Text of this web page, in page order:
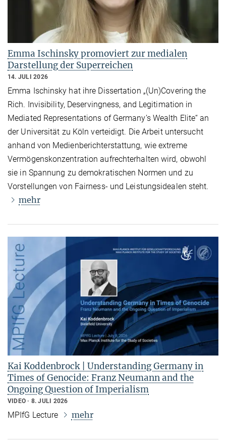
Emma Ischinsky promoviert zur medialen
Darstellung der Superreichen
14. JULI 2026
Emma Ischinsky hat ihre Dissertation „(Un)Covering the
Rich. Invisibility, Deservingness, and Legitimation in
Mediated Representations of Germany’s Wealth Elite“ an
der Universität zu Köln verteidigt. Die Arbeit untersucht
anhand von Medienberichterstattung, wie extreme
Vermögenskonzentration aufrechterhalten wird, obwohl
sie in Spannung zu demokratischen Normen und zu
Vorstellungen von Fairness- und Leistungsidealen steht.
mehr
Kai Koddenbrock | Understanding Germany in
Times of Genocide: Franz Neumann and the
Ongoing Question of Imperialism
VIDEO 8. JULI 2026
MPIfG Lecture mehr